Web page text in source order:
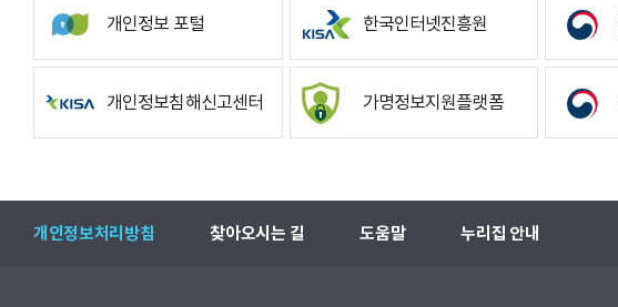
개인정보 포털 한국인터넷진흥원
개인정보침해신고센터 가명정보지원플랫폼
개인정보처리방침 찾아오시는 길 도움말 누리집 안내